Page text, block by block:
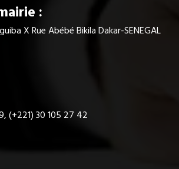
:
X Rue Abébé Bikila Dakar-SENEGAL
(+221) 30 105 27 42